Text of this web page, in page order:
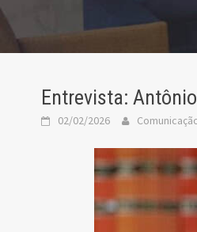
Entrevista:
02/02/2026